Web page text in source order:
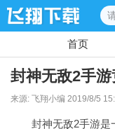
首页
封神无敌2手
来源: 飞翔小编 2019/8/5
封神无敌2手游是